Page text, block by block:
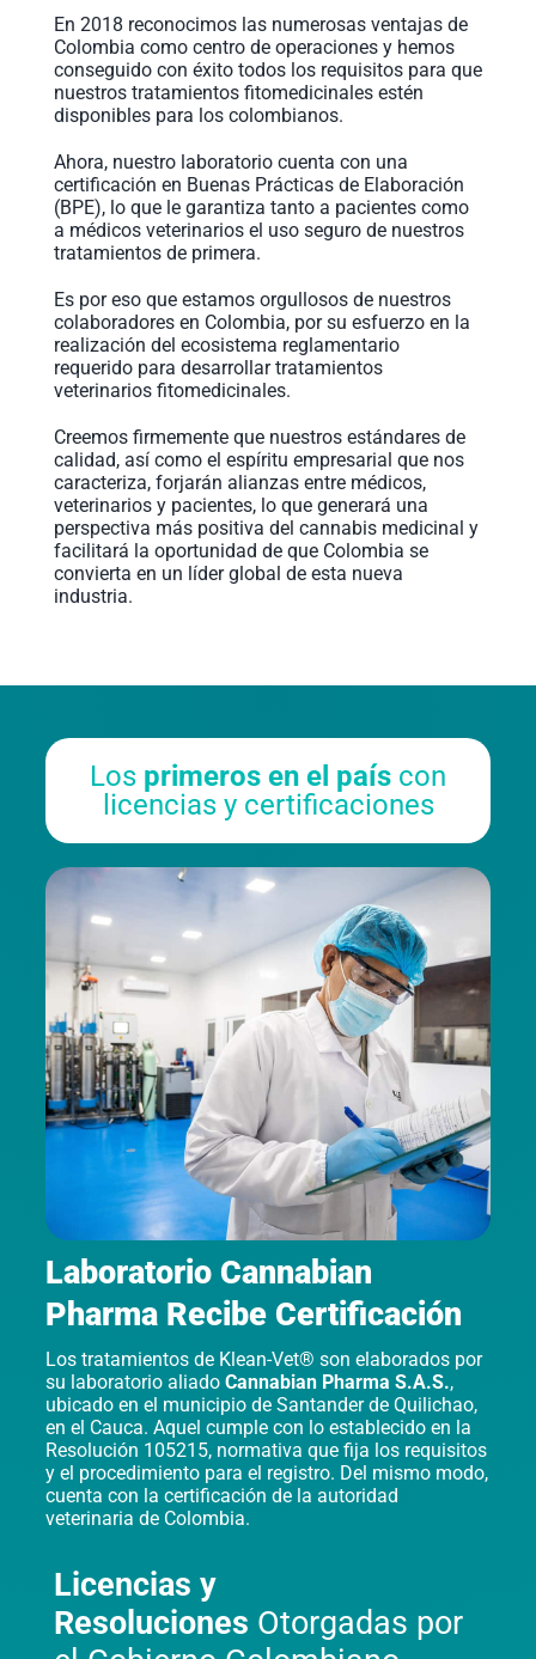
En 2018 reconocimos las numerosas ventajas de
Colombia como centro de operaciones y hemos
conseguido con éxito todos los requisitos para que
nuestros tratamientos fitomedicinales estén
disponibles para los colombianos.
Ahora, nuestro laboratorio cuenta con una
certificación en Buenas Prácticas de Elaboración
(BPE), lo que le garantiza tanto a pacientes como
a médicos veterinarios el uso seguro de nuestros
tratamientos de primera.
Es por eso que estamos orgullosos de nuestros
colaboradores en Colombia, por su esfuerzo en la
realización del ecosistema reglamentario
requerido para desarrollar tratamientos
veterinarios fitomedicinales.
Creemos firmemente que nuestros estándares de
calidad, así como el espíritu empresarial que nos
caracteriza, forjarán alianzas entre médicos,
veterinarios y pacientes, lo que generará una
perspectiva más positiva del cannabis medicinal y
facilitará la oportunidad de que Colombia se
convierta en un líder global de esta nueva
industria.
Los primeros en el país con
licencias y certificaciones
Laboratorio Cannabian
Pharma Recibe Certificación
Los tratamientos de Klean-Vet® son elaborados por
su laboratorio aliado Cannabian Pharma S.A.S.,
ubicado en el municipio de Santander de Quilichao,
en el Cauca. Aquel cumple con lo establecido en la
Resolución 105215, normativa que fija los requisitos
y el procedimiento para el registro. Del mismo modo,
cuenta con la certificación de la autoridad
veterinaria de Colombia.
Licencias y
Resoluciones Otorgadas por